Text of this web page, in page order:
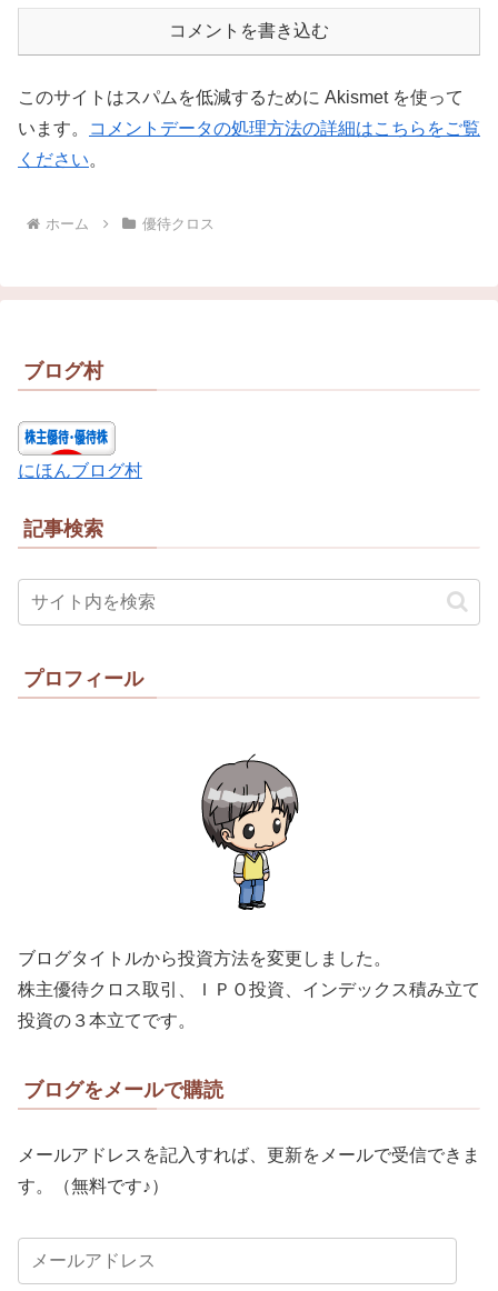
コメントを書き込む
このサイトはスパムを低減するために Akismet を使って
います。
コメントデータの処理方法の詳細はこちらをご覧
ください。
ホーム 優待クロス
ブログ村
にほんブログ村
記事検索
プロフィール
ブログタイトルから投資方法を変更しました。
株主優待クロス取引、ＩＰＯ投資、インデックス積み立て
投資の３本立てです。
ブログをメールで購読
メールアドレスを記入すれば、更新をメールで受信できま
す。（無料です♪）